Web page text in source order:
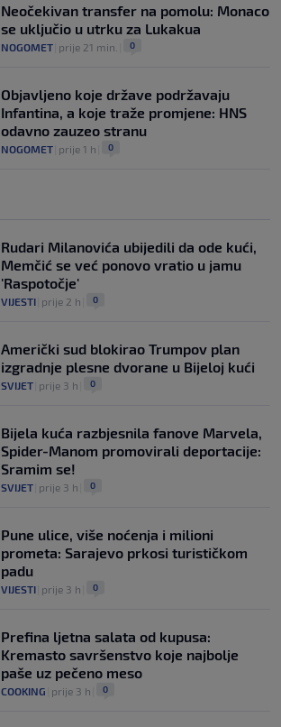
Neočekivan transfer na pomolu: Monaco
se uključio u utrku za Lukakua
NOGOMET prije 21 min. 0
Objavljeno koje države podržavaju
Infantina, a koje traže promjene: HNS
odavno zauzeo stranu
NOGOMET prije 1 h 0
Rudari Milanovića ubijedili da ode kući,
Memčić se već ponovo vratio u jamu
'Raspotočje'
VIJESTI prije 2 h 0
Američki sud blokirao Trumpov plan
izgradnje plesne dvorane u Bijeloj kući
SVIJET prije 3 h 0
Bijela kuća razbjesnila fanove Marvela,
Spider-Manom promovirali deportacije:
Sramim se!
SVIJET prije 3 h 0
Pune ulice, više noćenja i milioni
prometa: Sarajevo prkosi turističkom
padu
VIJESTI prije 3 h 0
Prefina ljetna salata od kupusa:
Kremasto savršenstvo koje najbolje
paše uz pečeno meso
COOKING prije 3 h 0